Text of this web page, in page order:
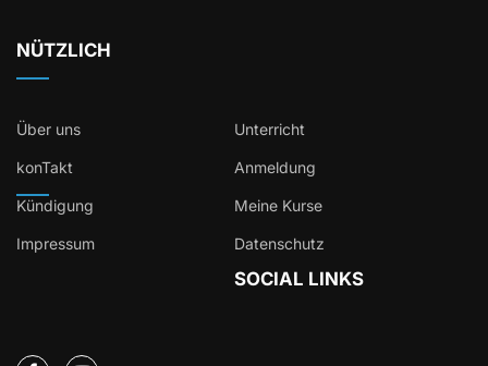
NÜTZLICH
Über uns Unterricht
konTakt Anmeldung
Kündigung Meine Kurse
Impressum Datenschutz
SOCIAL LINKS